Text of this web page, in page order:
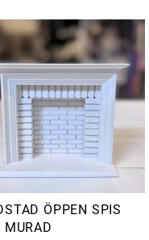
ÖPPEN SPIS
MURAD